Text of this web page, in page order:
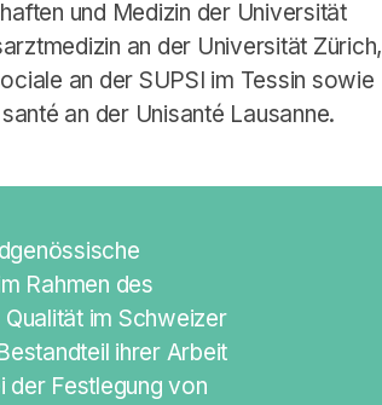
und Medizin der Universität
an der Universität Zürich,
an der SUPSI im Tessin sowie
an der Unisanté Lausanne.
Rahmen des
im Schweizer
ihrer Arbeit
der Festlegung von